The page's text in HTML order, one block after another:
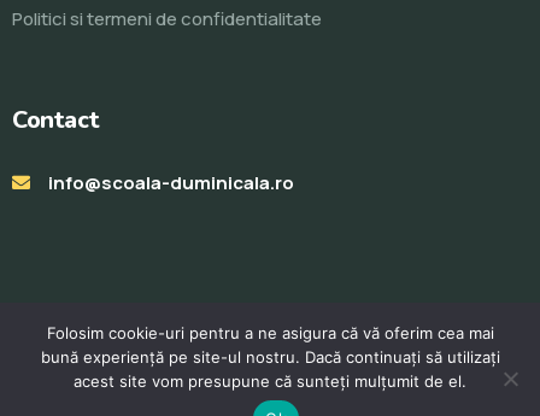
Politici si termeni de confidentialitate
Contact
info@scoala-duminicala.ro
© Toate drepturile rezervate 2023. Realizat de
Folosim cookie-uri pentru a ne asigura că vă oferim cea mai
bună experiență pe site-ul nostru. Dacă continuați să utilizați
acest site vom presupune că sunteți mulțumit de el.